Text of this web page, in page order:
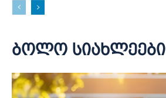
ბოლო სიახლეები